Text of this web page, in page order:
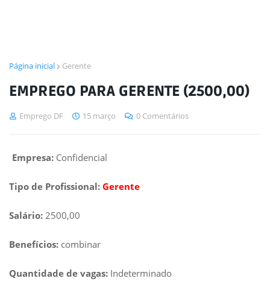
Página inicial Gerente
EMPREGO PARA GERENTE (2500,00)
Emprego DF 15 março 0 Comentários
Empresa: Confidencial
Tipo de Profissional: Gerente
Salário: 2500,00
Benefícios: combinar
Quantidade de vagas: Indeterminado